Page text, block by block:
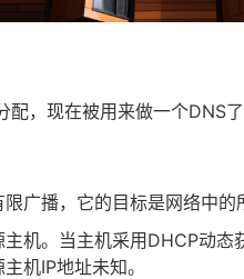
配，现在被用来做一个DNS
广播，它的目标是网络中的
机。当主机采用DHCP动态
机IP地址未知。